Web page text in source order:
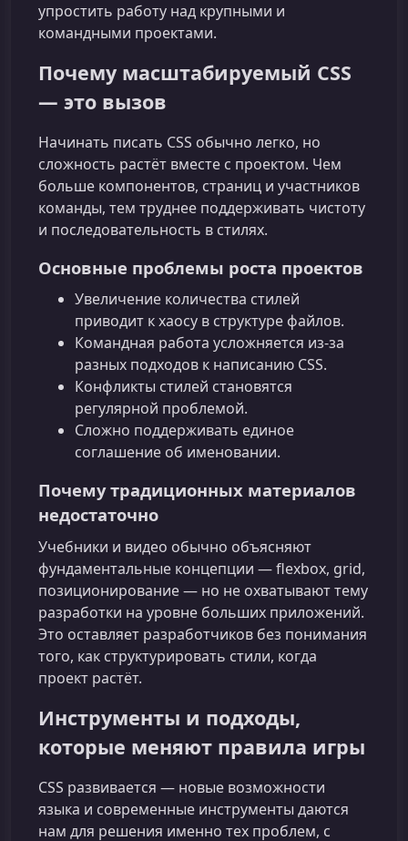
упростить работу над крупными и
командными проектами.
Почему масштабируемый CSS
— это вызов
Начинать писать CSS обычно легко, но
сложность растёт вместе с проектом. Чем
больше компонентов, страниц и участников
команды, тем труднее поддерживать чистоту
и последовательность в стилях.
Основные проблемы роста проектов
Увеличение количества стилей
приводит к хаосу в структуре файлов.
Командная работа усложняется из-за
разных подходов к написанию CSS.
Конфликты стилей становятся
регулярной проблемой.
Сложно поддерживать единое
соглашение об именовании.
Почему традиционных материалов
недостаточно
Учебники и видео обычно объясняют
фундаментальные концепции — flexbox, grid,
позиционирование — но не охватывают тему
разработки на уровне больших приложений.
Это оставляет разработчиков без понимания
того, как структурировать стили, когда
проект растёт.
Инструменты и подходы,
которые меняют правила игры
CSS развивается — новые возможности
языка и современные инструменты даются
нам для решения именно тех проблем, с